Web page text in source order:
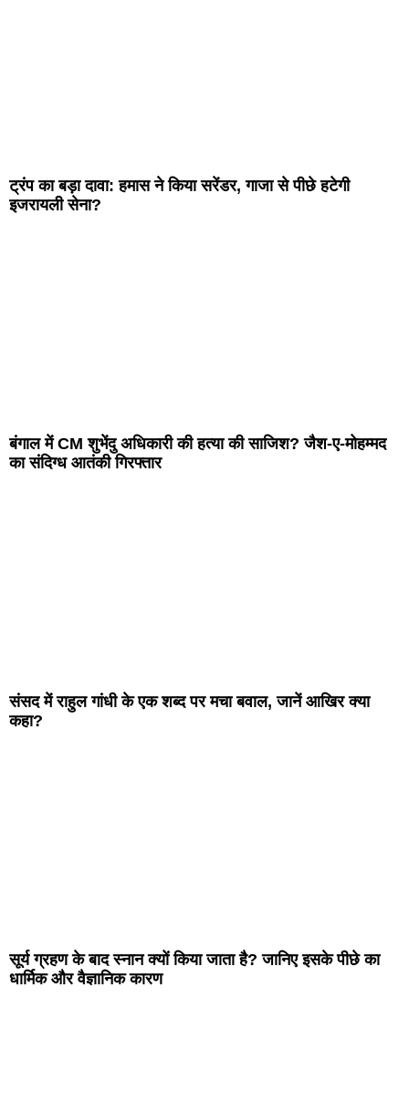
ट्रंप का बड़ा दावा: हमास ने किया सरेंडर, गाजा से पीछे हटेगी
इजरायली सेना?
बंगाल में CM शुभेंदु अधिकारी की हत्या की साजिश? जैश-ए-मोहम्मद
का संदिग्ध आतंकी गिरफ्तार
संसद में राहुल गांधी के एक शब्द पर मचा बवाल, जानें आखिर क्या
कहा?
सूर्य ग्रहण के बाद स्नान क्यों किया जाता है? जानिए इसके पीछे का
धार्मिक और वैज्ञानिक कारण